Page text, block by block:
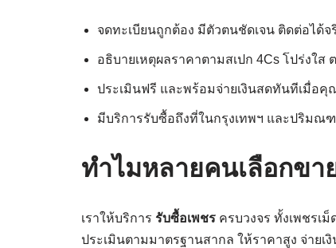
จดทะเบียนถูกต้อง มีตัวตนชัดเจน ติดต่อได้จ
อธิบายเหตุผลราคาตามสเปก 4Cs โปร่งใส
ประเมินฟรี และพร้อมจ่ายเงินสดทันทีเมื่อคุ
มีบริการรับซื้อถึงที่ในกรุงเทพฯ และปริมณ
ทำไมหลายคนเลือกขา
เราให้บริการ รับซื้อเพชร ครบวงจร ทั้งเพชรเ
ประเมินตามมาตรฐานสากล ให้ราคาสูง จ่าย